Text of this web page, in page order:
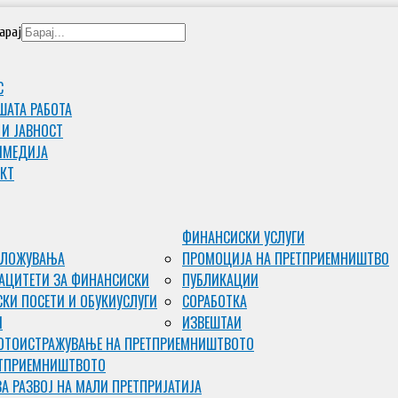
РАБОТА
ФИНАНСИСКИ УСЛУГИ
ЗА ФИНАНСИСКИ
УСЛУГИ
ПОСЕТИ И ОБУКИ
ПРОМОЦИЈА НА ПРЕТПРИЕМНИШТВО
ИСТРАЖУВАЊЕ НА ПРЕТПРИЕМНИШТВОТО
РАЗВОЈ НА МАЛИ ПРЕТПРИЈАТИЈА
ПУБЛИКАЦИИ
СОРАБОТКА
ИЗВЕШТАИ
ЈАВНОСТ